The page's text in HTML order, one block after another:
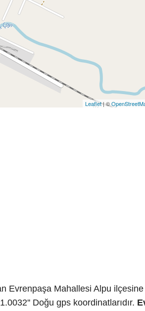
Leaflet| ©
Evrenpaşa Mahallesi Alpu ilçesine
Doğu gps koordinatlarıdır.